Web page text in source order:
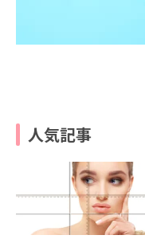
人気記事